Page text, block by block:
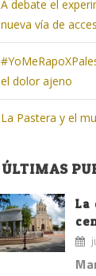
A debate el
nueva vía de
el dolor ajeno
La Pastera y el
ÚLTIMAS
La